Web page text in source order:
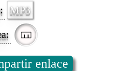
MP3
enlace